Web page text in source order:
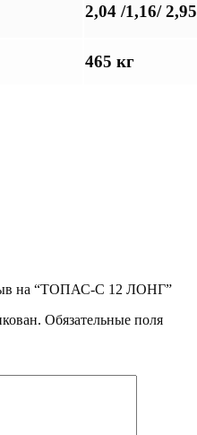
2,04 /1,16/ 2,95
465 кг
на “ТОПАС-С 12 ЛОНГ”
Обязательные поля